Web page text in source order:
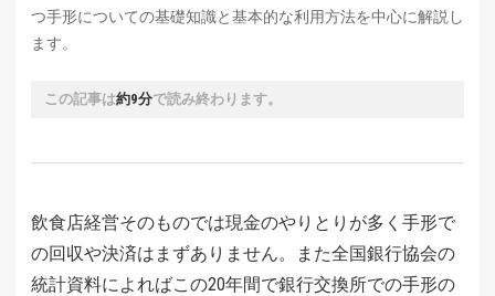
つ手形についての基礎知識と基本的な利用方法を中心に解説し
ます。
この記事は約9分で読み終わります。
飲食店経営そのものでは現金のやりとりが多く手形で
の回収や決済はまずありません。また全国銀行協会の
統計資料によればこの20年間で銀行交換所での手形の